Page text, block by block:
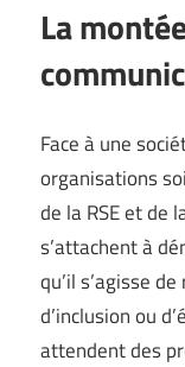
La
Face à une
organisations
de la RSE et de
s’attachent à
qu’il s’agisse
d’inclusion ou
attendent des